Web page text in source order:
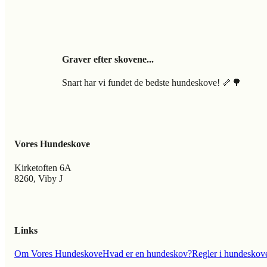
Graver efter skovene...
Snart har vi fundet de bedste hundeskove! 🦴🌳
Vores Hundeskove
Kirketoften 6A
8260, Viby J
Links
Om Vores HundeskoveHvad er en hundeskov?Regler i